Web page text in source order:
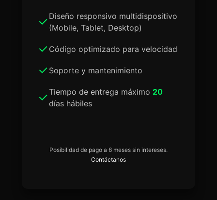
Diseño responsivo multidispositivo
(Mobile, Tablet, Desktop)
Código optimizado para velocidad
Soporte y mantenimiento
Tiempo de entrega máximo 20
días hábiles
Posibilidad de pago a 6 meses sin intereses.
Contáctanos